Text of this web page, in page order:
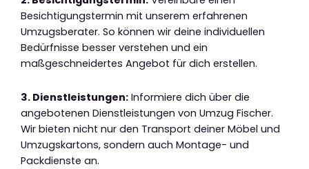
Besichtigungstermin mit unserem erfahrenen
Umzugsberater. So können wir deine individuellen
Bedürfnisse besser verstehen und ein
maßgeschneidertes Angebot für dich erstellen.
3. Dienstleistungen: Informiere dich über die
angebotenen Dienstleistungen von Umzug Fischer.
Wir bieten nicht nur den Transport deiner Möbel und
Umzugskartons, sondern auch Montage- und
Packdienste an.